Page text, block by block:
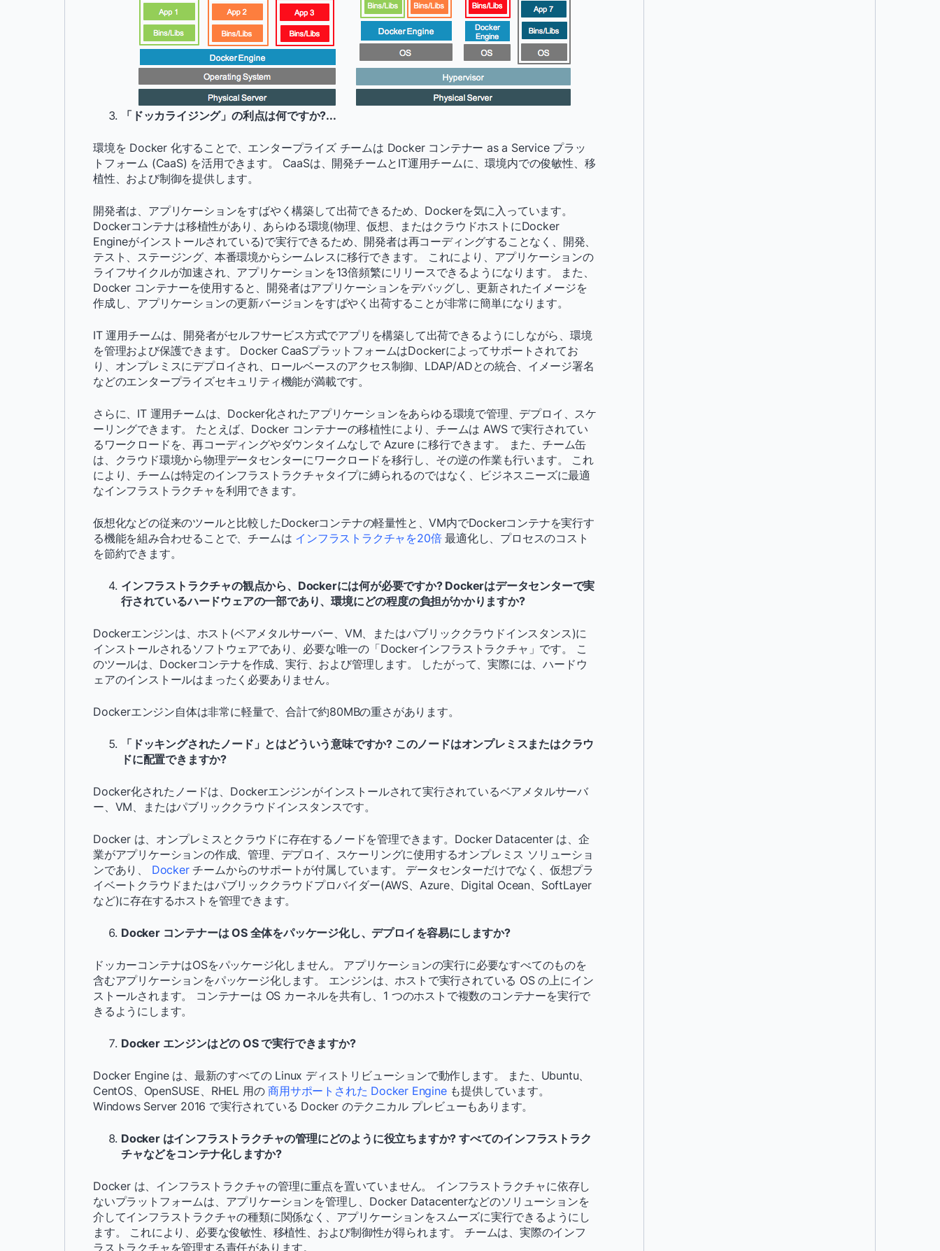
「ドッカライジング」の利点は何ですか?...
環境を Docker 化することで、エンタープライズ チームは Docker コンテナー as a Service プラッ
トフォーム (CaaS) を活用できます。 CaaSは、開発チームとIT運用チームに、環境内での俊敏性、移
植性、および制御を提供します。
開発者は、アプリケーションをすばやく構築して出荷できるため、Dockerを気に入っています。
Dockerコンテナは移植性があり、あらゆる環境(物理、仮想、またはクラウドホストにDocker
Engineがインストールされている)で実行できるため、開発者は再コーディングすることなく、開発、
テスト、ステージング、本番環境からシームレスに移行できます。 これにより、アプリケーションの
ライフサイクルが加速され、アプリケーションを13倍頻繁にリリースできるようになります。 また、
Docker コンテナーを使用すると、開発者はアプリケーションをデバッグし、更新されたイメージを
作成し、アプリケーションの更新バージョンをすばやく出荷することが非常に簡単になります。
IT 運用チームは、開発者がセルフサービス方式でアプリを構築して出荷できるようにしながら、環境
を管理および保護できます。 Docker CaaSプラットフォームはDockerによってサポートされてお
り、オンプレミスにデプロイされ、ロールベースのアクセス制御、LDAP/ADとの統合、イメージ署名
などのエンタープライズセキュリティ機能が満載です。
さらに、IT 運用チームは、Docker化されたアプリケーションをあらゆる環境で管理、デプロイ、スケ
ーリングできます。 たとえば、Docker コンテナーの移植性により、チームは AWS で実行されてい
るワークロードを、再コーディングやダウンタイムなしで Azure に移行できます。 また、チーム缶
は、クラウド環境から物理データセンターにワークロードを移行し、その逆の作業も行います。 これ
により、チームは特定のインフラストラクチャタイプに縛られるのではなく、ビジネスニーズに最適
なインフラストラクチャを利用できます。
仮想化などの従来のツールと比較したDockerコンテナの軽量性と、VM内でDockerコンテナを実行す
る機能を組み合わせることで、チームは インフラストラクチャを20倍最適化し、プロセスのコスト
を節約できます。
インフラストラクチャの観点から、Dockerには何が必要ですか? Dockerはデータセンターで実
行されているハードウェアの一部であり、環境にどの程度の負担がかかりますか?
Dockerエンジンは、ホスト(ベアメタルサーバー、VM、またはパブリッククラウドインスタンス)に
インストールされるソフトウェアであり、必要な唯一の「Dockerインフラストラクチャ」です。 こ
のツールは、Dockerコンテナを作成、実行、および管理します。 したがって、実際には、ハードウ
ェアのインストールはまったく必要ありません。
Dockerエンジン自体は非常に軽量で、合計で約80MBの重さがあります。
「ドッキングされたノード」とはどういう意味ですか? このノードはオンプレミスまたはクラウ
ドに配置できますか?
Docker化されたノードは、Dockerエンジンがインストールされて実行されているベアメタルサーバ
ー、VM、またはパブリッククラウドインスタンスです。
Docker は、オンプレミスとクラウドに存在するノードを管理できます。Docker Datacenter は、企
業がアプリケーションの作成、管理、デプロイ、スケーリングに使用するオンプレミス ソリューショ
ンであり、
Dockerチームからのサポートが付属しています。 データセンターだけでなく、仮想プラ
イベートクラウドまたはパブリッククラウドプロバイダー(AWS、Azure、Digital Ocean、SoftLayer
など)に存在するホストを管理できます。
Docker コンテナーは OS 全体をパッケージ化し、デプロイを容易にしますか?
ドッカーコンテナはOSをパッケージ化しません。 アプリケーションの実行に必要なすべてのものを
含むアプリケーションをパッケージ化します。 エンジンは、ホストで実行されている OS の上にイン
ストールされます。 コンテナーは OS カーネルを共有し、1 つのホストで複数のコンテナーを実行で
きるようにします。
Docker エンジンはどの OS で実行できますか?
Docker Engine は、最新のすべての Linux ディストリビューションで動作します。 また、Ubuntu、
CentOS、OpenSUSE、RHEL 用の商用サポートされた Docker Engineも提供しています。
Windows Server 2016 で実行されている Docker のテクニカル プレビューもあります。
Docker はインフラストラクチャの管理にどのように役立ちますか? すべてのインフラストラク
チャなどをコンテナ化しますか?
Docker は、インフラストラクチャの管理に重点を置いていません。 インフラストラクチャに依存し
ないプラットフォームは、アプリケーションを管理し、Docker Datacenterなどのソリューションを
介してインフラストラクチャの種類に関係なく、アプリケーションをスムーズに実行できるようにし
ます。 これにより、必要な俊敏性、移植性、および制御性が得られます。 チームは、実際のインフ
ラストラクチャを管理する責任があります。